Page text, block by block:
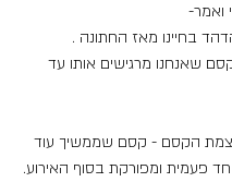
ואמר-
בחיינו מאז החתונה .
שאנחנו מרגישים אותו עד
הקסם - קסם שממשיך עוד
פעמית ומפורקת בסוף האירוע.